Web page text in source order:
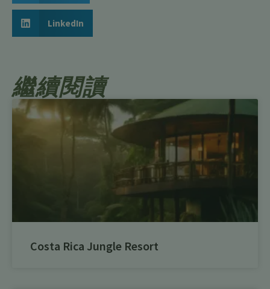
LinkedIn
繼續閱讀
Costa Rica Jungle Resort